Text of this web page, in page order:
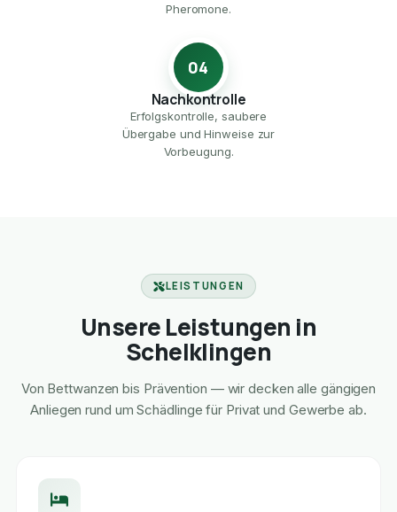
Pheromone.
04
Nachkontrolle
Erfolgskontrolle, saubere
Übergabe und Hinweise zur
Vorbeugung.
LEISTUNGEN
Unsere Leistungen in
Schelklingen
Von Bettwanzen bis Prävention — wir decken alle gängigen
Anliegen rund um Schädlinge für Privat und Gewerbe ab.